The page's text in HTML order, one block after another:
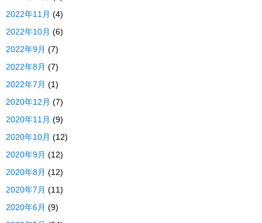
2022年11月 (4)
2022年10月 (6)
2022年9月 (7)
2022年8月 (7)
2022年7月 (1)
2020年12月 (7)
2020年11月 (9)
2020年10月 (12)
2020年9月 (12)
2020年8月 (12)
2020年7月 (11)
2020年6月 (9)